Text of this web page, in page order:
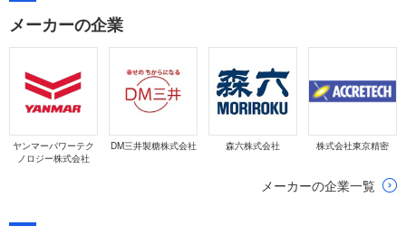
メーカーの企業
ヤンマーパワーテク
ノロジー株式会社
DM三井製糖株式会社 森六株式会社 株式会社東京精密
メーカーの企業一覧